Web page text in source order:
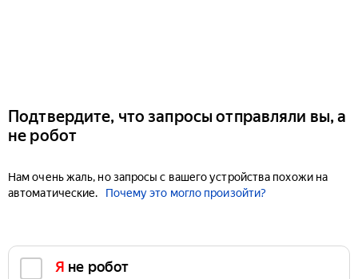
Подтвердите, что запросы отправляли вы, а
не робот
Нам очень жаль, но запросы с вашего устройства похожи на
автоматические.
Почему это могло произойти?
Я не робот